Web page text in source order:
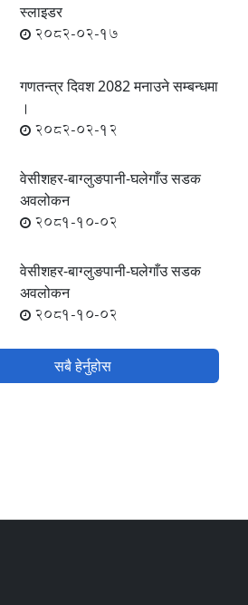
स्लाइडर
2082-02-17
गणतन्त्र दिवश 2082 मनाउने सम्बन्धमा
।
2082-02-12
वेसीशहर-बाग्लुङपानी-घलेगाँउ सडक
अवलोकन
2081-10-02
वेसीशहर-बाग्लुङपानी-घलेगाँउ सडक
अवलोकन
2081-10-02
सबै हेर्नुहोस